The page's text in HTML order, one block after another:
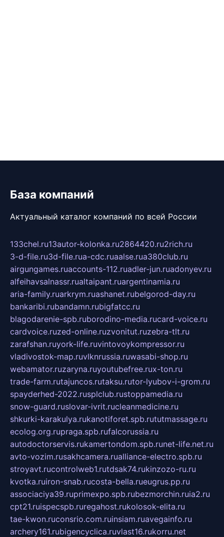
База компаний
Актуальный каталог компаний по всей России
133chel.ru13autor-kolonka.ru2864420.ru2rich.ru
3-d-file.ru3d-file.rua-cdc.ruaalse.rua380club.ru
airgungames.ruaccounts-112.ruadler-jun.ruadonyev.ru
alfeihavsalnassr.rualtaipant.ruargentinamia.ru
aria-family.ruarkrym.ruashanet.rubelgorod-day.ru
bankaribi.rubandamn.rubigfatcc.ru
blagodarenie-spb.ruborodino-media.rucard-voice.ru
cardvoice.ruzed-online.ruzvonitut.ruzebra-tlt.ru
zarafshan.ruyork-life.ruvintovoykompressor.ru
vladivostok-map.ruvlknrussia.ruwasabi-shop.ru
webamator.ruzaryna.ruyoutubefree.rux-ton.ru
trade-farm.rutajuncos.rutaksu.rutor-lyubov-i-grom.ru
spayderhed-2022.rusplclub.rustoppamedia.ru
snow-guard.ruslovar-ivrit.rucleanmedicine.ru
shkurki-karakulya.rukanotiforet.spb.rututmassage.ru
ecolog.org.rupraga.spb.rufalcorussia.ru
autodoctorservis.rukamertondom.spb.runet-life.net.ru
avto-vozim.rusakhcamera.rualliance-electro.spb.ru
stroyavt.rucontrolweb1.rutdsak74.rukinzozo-ru.ru
kvotka.ruiron-snab.rucosta-bella.rueugrus.pp.ru
associaciya39.ruprimexpo.spb.rubezmorchin.ruia2.ru
cpt21.ruispecspb.ruregahost.rukolosok-elita.ru
tae-kwon.ruconsrio.com.ruinsiam.ruavegainfo.ru
archery161.rubigencyclica.ruvlast16.rukorru.net